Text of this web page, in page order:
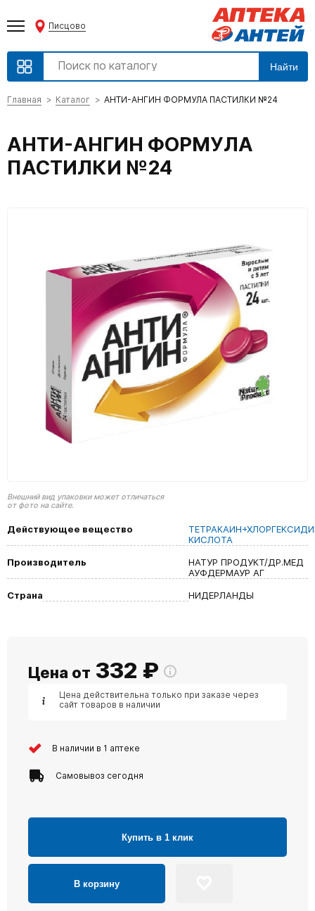
Писцово
Найти
Главная Каталог АНТИ-АНГИН ФОРМУЛА ПАСТИЛКИ №24
АНТИ-АНГИН ФОРМУЛА
ПАСТИЛКИ №24
Внешний вид упаковки может отличаться
от фото на сайте.
Действующее вещество
КИСЛОТА
Производитель
НАТУР ПРОДУКТ/ДР.МЕД
АУФДЕРМАУР АГ
Страна
НИДЕРЛАНДЫ
Цена от 332 ₽
Цена действительна только при заказе через
сайт товаров в наличии
В наличии в 1 аптеке
Самовывоз сегодня
Купить в 1 клик
В корзину